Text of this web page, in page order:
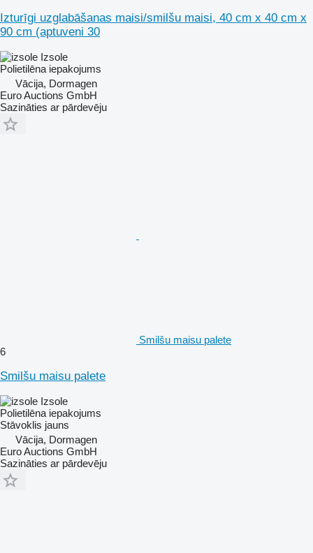
Izturīgi uzglabāšanas maisi/smilšu maisi, 40 cm x 40 cm x
90 cm (aptuveni 30
Izsole
Polietilēna iepakojums
Vācija, Dormagen
Euro Auctions GmbH
Sazināties ar pārdevēju
Smilšu maisu palete
6
Smilšu maisu palete
Izsole
Polietilēna iepakojums
Stāvoklis jauns
Vācija, Dormagen
Euro Auctions GmbH
Sazināties ar pārdevēju